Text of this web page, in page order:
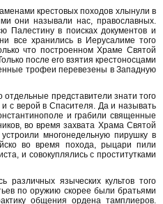
крестовых походов хлынули в
они называли нас, православных.
Палестину в поисках документов и
все хранились в Иерусалиме того
что построенном Храме Святой
после его взятия крестоносцами
трофеи перевезены в Западную
представители знати того
с верой в Спасителя. Да и называть
и грабили священные
во время захвата Храма Святой
многонедельную пирушку в
во время похода, рыцари пили
и совокуплялись с проститутками
различных языческих культов того
по оружию скорее были братьями
общения ордена тамплиеров.